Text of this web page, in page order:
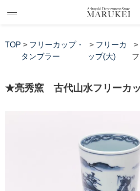
TOP > フリーカップ・
タンブラー
> フリーカ
ップ(大)
★亮秀窯 古代山水フリーカ